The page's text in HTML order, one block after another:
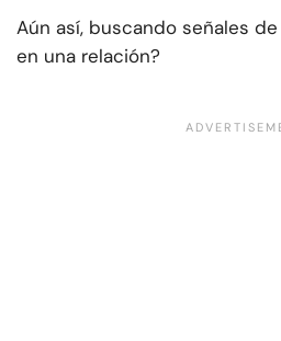
Aún así, buscando señales
en una relación?